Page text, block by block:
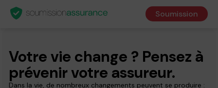
Soumission
Votre vie change ? Pensez à
prévenir votre assureur.
Dans la vie, de nombreux changements peuvent se produire :